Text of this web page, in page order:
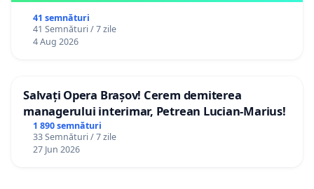
41 semnături
41 Semnături / 7 zile
4 Aug 2026
Salvați Opera Brașov! Cerem demiterea
managerului interimar, Petrean Lucian-Marius!
1 890 semnături
33 Semnături / 7 zile
27 Jun 2026